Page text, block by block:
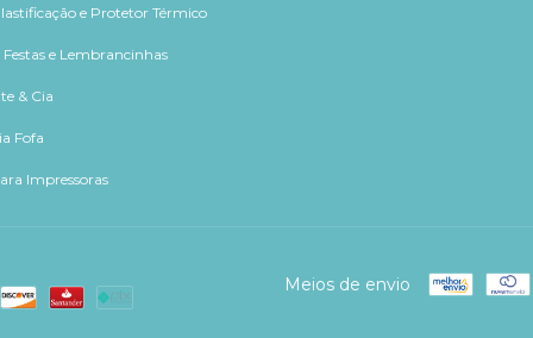
e Protetor Térmico
Festas e Lembrancinhas
& Cia
Fofa
Impressoras
Meios de envio